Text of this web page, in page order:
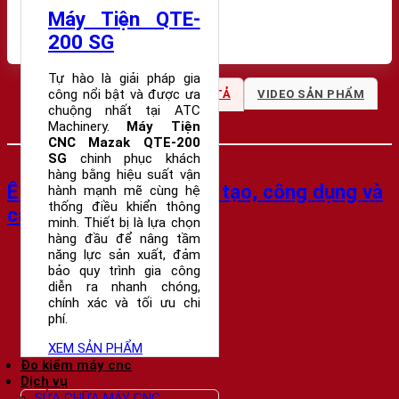
Máy Tiện QTE-
200 SG
Tự hào là giải pháp gia
công nổi bật và được ưa
chuộng nhất tại ATC
Machinery. Máy Tiện
CNC Mazak QTE-200
SG chinh phục khách
hàng bằng hiệu suất vận
hành mạnh mẽ cùng hệ
thống điều khiển thông
minh. Thiết bị là lựa chọn
hàng đầu để nâng tầm
năng lực sản xuất, đảm
bảo quy trình gia công
diễn ra nhanh chóng,
chính xác và tối ưu chi
phí.
XEM SẢN PHẨM
Đo kiểm máy cnc
Dịch vụ
Phụ Tùng - Thiết Bị Khác
THÔNG SỐ KỸ THUẬT MÔ TẢ VIDEO SẢN PHẨM
THÔNG TIN MUA HÀNG
Ê tô là gì? Tìm hiểu cấu tạo, công dụng và
cách sử dụng eto